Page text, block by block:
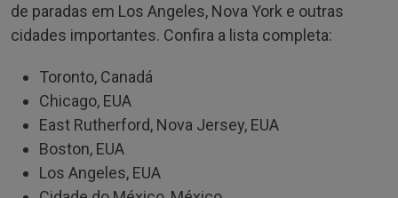
de paradas em Los Angeles, Nova York e outras
cidades importantes. Confira a lista completa:
Toronto, Canadá
Chicago, EUA
East Rutherford, Nova Jersey, EUA
Boston, EUA
Los Angeles, EUA